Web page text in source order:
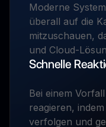
Moderne
überall auf die
mitzuschauen,
und Cloud-
Schnelle
Bei einem
reagieren,
verfolgen und